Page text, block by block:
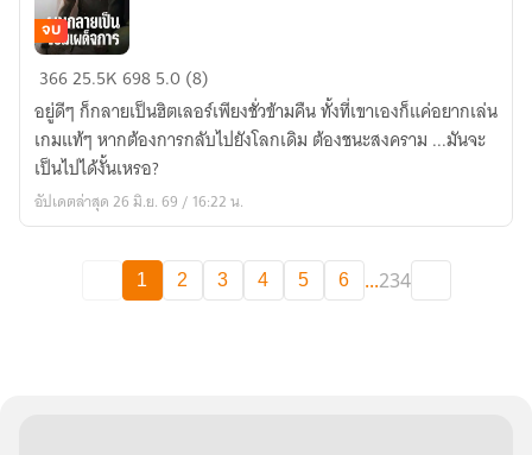
แข็งแกร่ง
อันดับ
1
ได้
ไหม
ผม
กลาย
เป็น
จอม
เผด็จการ
จบ
36625.5K6985.0 (8)
อยู่ดีๆ ก็กลายเป็นฮิตเลอร์เพียงชั่วข้ามคืน ทั้งที่เขาเองก็แค่อยากเล่น
เกมแท้ๆ หากต้องการกลับไปยังโลกเดิม ต้องชนะสงคราม ...มันจะ
เป็นไปได้งั้นเหรอ?
อัปเดตล่าสุด 26 มิ.ย. 69 / 16:22 น.
1 2 3 4 5 6 ...234